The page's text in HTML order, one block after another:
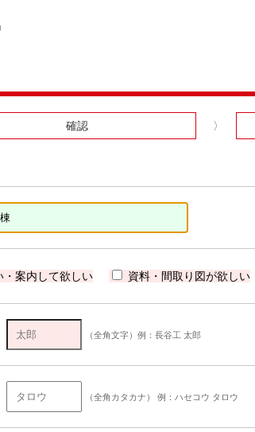
確認
・案内して欲しい 資料・間取り図が欲しい
（全角文字）例：長谷工 太郎
（全角カタカナ） 例：ハセコウ タロウ